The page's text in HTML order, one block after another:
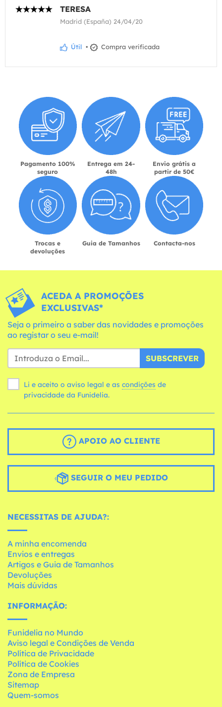
TERESA
Madrid (España) 24/04/20
Útil • Compra verificada
Pagamento 100%
seguro
Entrega em 24-
48h
Envio grátis a
partir de 50€
Trocas e
devoluções
Guia de Tamanhos Contacta-nos
ACEDA A PROMOÇÕES
EXCLUSIVAS*
Seja o primeiro a saber das novidades e promoções
ao registar o seu e-mail!
SUBSCREVER
Li e aceito o aviso legal e as condições
privacidade da Funidelia.
APOIO AO CLIENTE
SEGUIR O MEU PEDIDO
NECESSITAS DE AJUDA?:
A minha encomenda
Envios e entregas
Artigos e Guia de Tamanhos
Devoluções
Mais dúvidas
INFORMAÇÃO:
Funidelia no Mundo
Aviso legal e Condições de Venda
Política de Privacidade
Política de Cookies
Zona de Empresa
Sitemap
Quem-somos